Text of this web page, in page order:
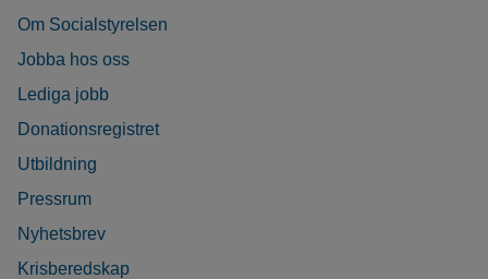
Om Socialstyrelsen
Jobba hos oss
Lediga jobb
Donationsregistret
Utbildning
Pressrum
Nyhetsbrev
Krisberedskap